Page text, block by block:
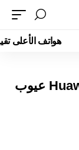
هواتف الأعلى
سعر ومواصفات Huawei Mate 70 Pro عيوب